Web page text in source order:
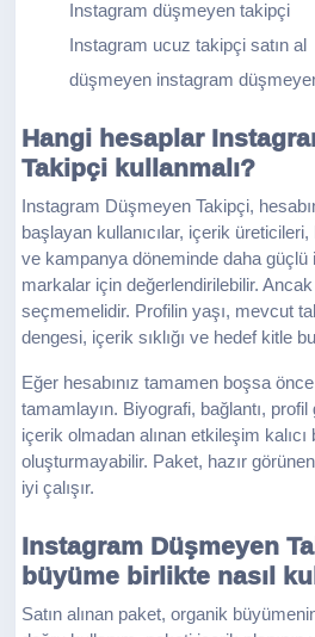
Instagram düşmeyen takipçi
Instagram ucuz takipçi satın al
düşmeyen instagram
Hangi hesaplar
Takipçi kullanmalı?
Instagram Düşmeyen Takipçi,
başlayan kullanıcılar, içerik
ve kampanya döneminde daha güçlü
markalar için değerlendirilebilir.
seçmemelidir. Profilin yaşı, mevcut
dengesi, içerik sıklığı ve hedef kitle
Eğer hesabınız tamamen boşsa
tamamlayın. Biyografi, bağlantı,
içerik olmadan alınan etkileşim kalıcı
oluşturmayabilir. Paket, hazır
iyi çalışır.
Instagram Düşmeyen
büyüme birlikte nasıl
Satın alınan paket, organik